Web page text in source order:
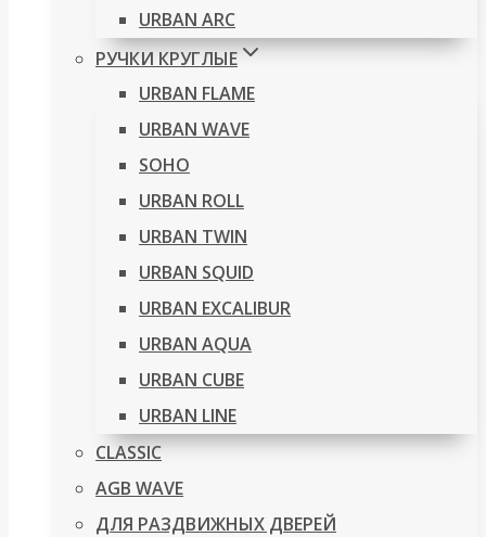
URBAN ARC
РУЧКИ КРУГЛЫЕ
URBAN FLAME
URBAN WAVE
SOHO
URBAN ROLL
URBAN TWIN
URBAN SQUID
URBAN EXCALIBUR
URBAN AQUA
URBAN CUBE
URBAN LINE
CLASSIC
AGB WAVE
ДЛЯ РАЗДВИЖНЫХ ДВЕРЕЙ